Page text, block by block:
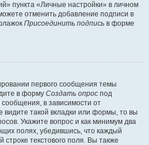
пункта «Личные настройки» в личном
отменить добавление подписи в
Присоединить подпись в форме
первого сообщения темы
в форму Создать опрос под
в зависимости от
видите такой вкладки или формы, то вы
Укажите вопрос и как минимум два
полях, убедившись, что каждый
строке текстового поля. Вы также